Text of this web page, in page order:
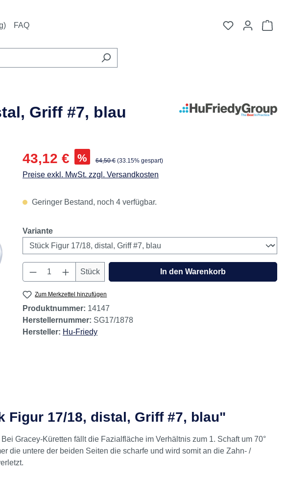
FAQ Du hast 0
Griff #7, blau
Verkaufspreis:
43,12 € % Regulärer Preis:
64,50 € (33.15% gespart)
Preise exkl. MwSt. zzgl. Versandkosten
Geringer Bestand, noch 4 verfügbar.
Varianteauswählen
Produkt Anzahl: Gib den gewünschten Wert ein
Stück In den Warenkorb
Zum Merkzettel hinzufügen
Produktnummer: 14147
Herstellernummer: SG17/1878
Hersteller: Hu-Friedy
Figur 17/18, distal, Griff #7, blau"
Gracey-Küretten fällt die Fazialfläche im Verhältnis zum 1. Schaft um 70°
die untere der beiden Seiten die scharfe und wird somit an die Zahn- /